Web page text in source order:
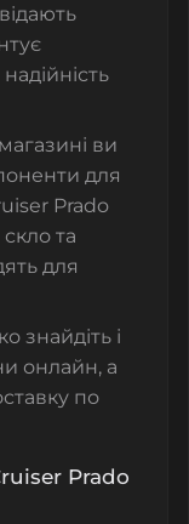
ви
для
Prado
та
для
знайдіть і
онлайн, а
по
Prado